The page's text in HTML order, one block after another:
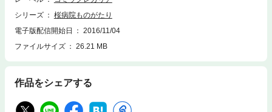
シリーズ
桜病院ものがたり
電子版配信開始日
2016/11/04
ファイルサイズ
26.21 MB
作品をシェアする